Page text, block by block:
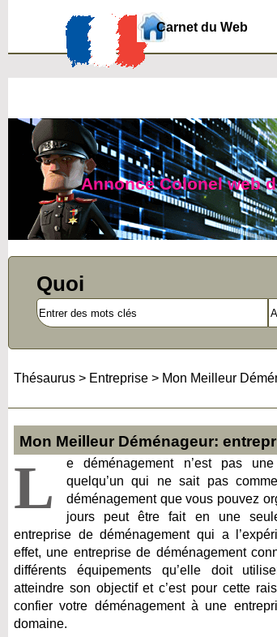
Carnet du Web
Annonce Colonel web
Quoi
Thésaurus > Entreprise > Mon Meilleur
Mon Meilleur Déménageur:
L
e déménagement n’est pas
quelqu’un qui ne sait pas
déménagement que vous pouvez
jours peut être fait en une
entreprise de déménagement qui a
effet, une entreprise de déménagement
différents équipements qu’elle doit
atteindre son objectif et c’est pour cette
confier votre déménagement à une
domaine.